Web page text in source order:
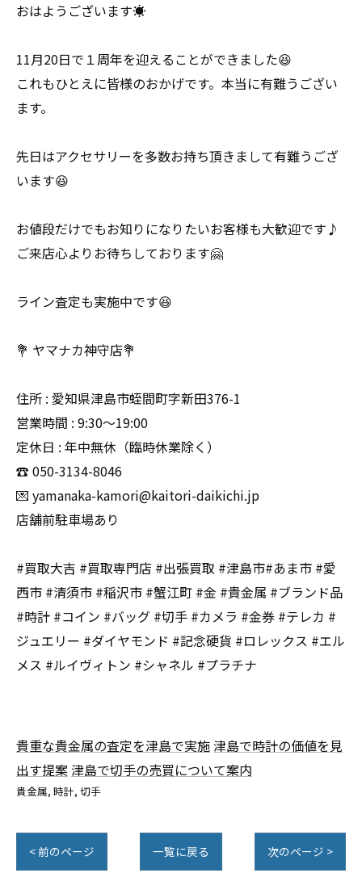
おはようございます☀
11月20日で１周年を迎えることができました😆
これもひとえに皆様のおかげです。本当に有難うござい
ます。
先日はアクセサリーを多数お持ち頂きまして有難うござ
います😆
お値段だけでもお知りになりたいお客様も大歓迎です♪
ご来店心よりお待ちしております🤗
ライン査定も実施中です😆
💐 ヤマナカ神守店💐
住所 : 愛知県津島市蛭間町字新田376-1
営業時間 : 9:30〜19:00
定休日 : 年中無休（臨時休業除く）
☎️ 050-3134-8046
💌 yamanaka-kamori@kaitori-daikichi.jp
店舗前駐車場あり
#買取大吉 #買取専門店 #出張買取 #津島市#あま市 #愛
西市 #清須市 #稲沢市 #蟹江町 #金 #貴金属 #ブランド品
#時計 #コイン #バッグ #切手 #カメラ #金券 #テレカ #
ジュエリー #ダイヤモンド #記念硬貨 #ロレックス #エル
メス #ルイヴィトン #シャネル #プラチナ
貴重な貴金属の査定を津島で実施 津島で時計の価値を見
出す提案 津島で切手の売買について案内
貴金属 時計 切手
< 前のページ 一覧に戻る 次のページ >